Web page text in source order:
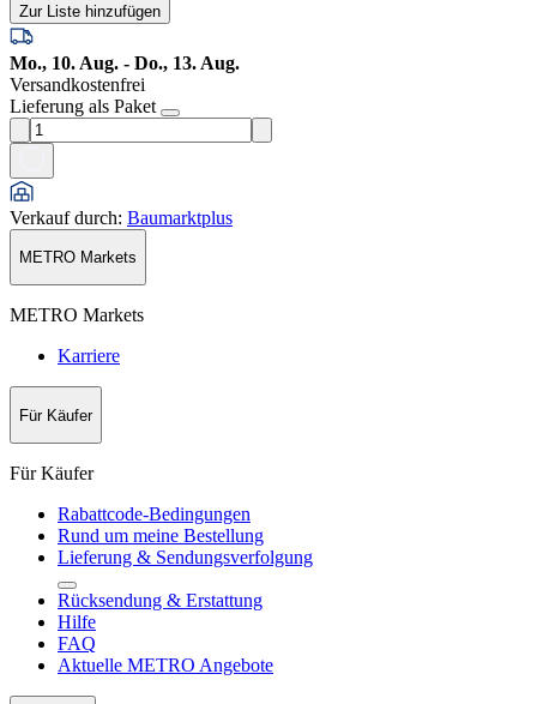
Zur Liste hinzufügen
Mo., 10. Aug. - Do., 13. Aug.
Versandkostenfrei
Lieferung als Paket
Verkauf durch: Baumarktplus
METRO Markets
METRO Markets
Karriere
Für Käufer
Für Käufer
Rabattcode-Bedingungen
Rund um meine Bestellung
Lieferung & Sendungsverfolgung
Rücksendung & Erstattung
Hilfe
FAQ
Aktuelle METRO Angebote